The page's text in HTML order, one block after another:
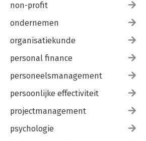
non-profit
ondernemen
organisatiekunde
personal finance
personeelsmanagement
persoonlijke effectiviteit
projectmanagement
psychologie